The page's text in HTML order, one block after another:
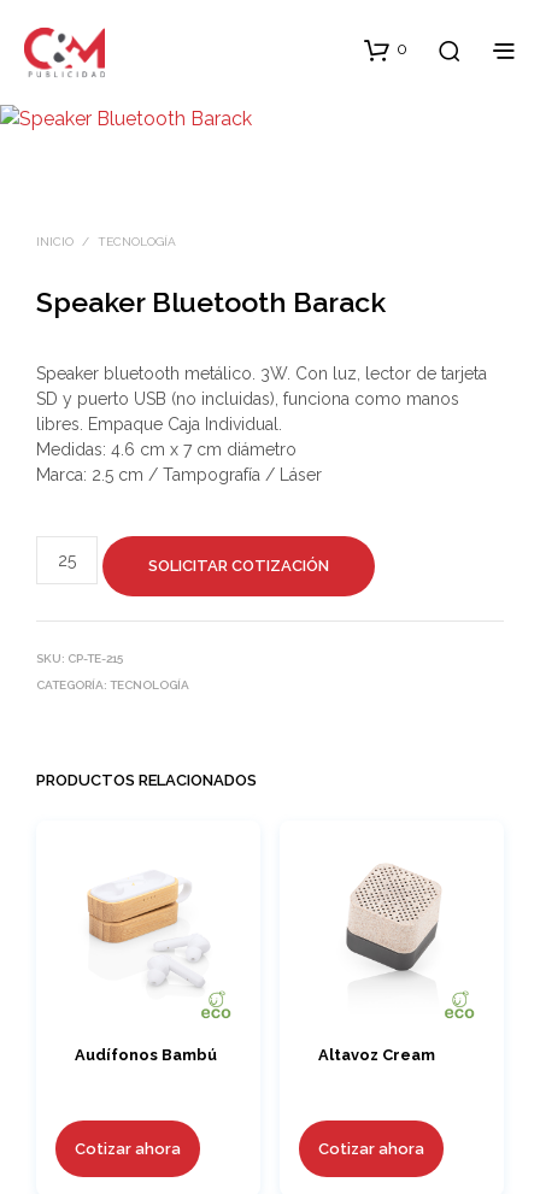
0
INICIO / TECNOLOGÍA
Speaker Bluetooth Barack
Speaker bluetooth metálico. 3W. Con luz, lector de tarjeta
SD y puerto USB (no incluidas), funciona como manos
libres. Empaque Caja Individual.
Medidas: 4.6 cm x 7 cm diámetro
Marca: 2.5 cm / Tampografía / Láser
SOLICITAR COTIZACIÓN
SKU: CP-TE-215
CATEGORÍA: TECNOLOGÍA
PRODUCTOS RELACIONADOS
Audífonos Bambú
Cotizar ahora
Altavoz Cream
Cotizar ahora